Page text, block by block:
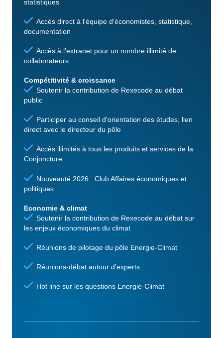
statistiques
Accès direct à l'équipe d'économistes, statistique,
documentation
Accès à l'extranet pour un nombre illimité de
collaborateurs
Compétitivité & croissance
Soutenir la contribution de Rexecode au débat
public
Participer au conseil d'orientation des études, lien
direct avec le directeur du pôle
Accès illimités à tous les produits et services de la
Conjoncture
Nouveauté 2026: Club Affaires économiques et
politiques
Economie & climat
Soutenir la contribution de Rexecode au débat sur
les enjeux économiques du climat
Réunions de pilotage du pôle Energie-Climat
Réunions-débat autour d'experts
Hot line sur les questions Energie-Climat